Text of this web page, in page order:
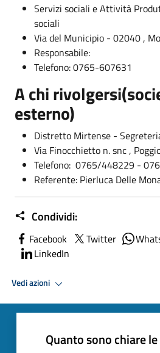
Servizi sociali e Attività
sociali
Via del Municipio - 02040 ,
Responsabile:
Telefono: 0765-607631
A chi
esterno)
Distretto Mirtense -
Via Finocchietto n. snc ,
Telefono: 0765/448229 -
Referente: Pierluca Delle
Condividi:
Facebook Twitter
LinkedIn
Vedi azioni
Quanto sono chiare